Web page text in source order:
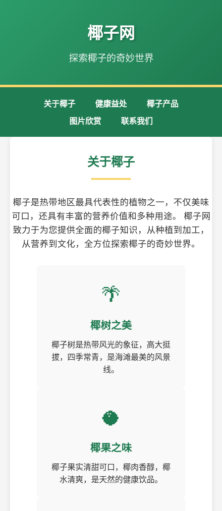
椰子网
探索椰子的奇妙世界
关于椰子 健康益处
椰子产品
图片欣赏
联系我们
关于椰子
椰子是热带地区最具代表性的植物之一，不仅美味
可口，还具有丰富的营养价值和多种用途。 椰子网
致力于为您提供全面的椰子知识，从种植到加工，
从营养到文化，全方位探索椰子的奇妙世界。
🌴
椰树之美
椰子树是热带风光的象征，高大挺
拔，四季常青，是海滩最美的风景
线。
🥥
椰果之味
椰子果实清甜可口，椰肉香醇，椰
水清爽，是天然的健康饮品。